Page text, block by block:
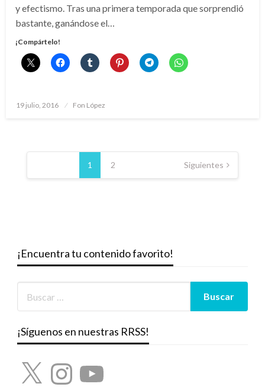
y efectismo. Tras una primera temporada que sorprendió
bastante, ganándose el…
¡Compártelo!
Publicado
19 julio, 2016 Fon López
Paginación
entradas
1 2 Siguientes
¡Encuentra tu contenido favorito!
¡Síguenos en nuestras RRSS!
X InstagramYouTube